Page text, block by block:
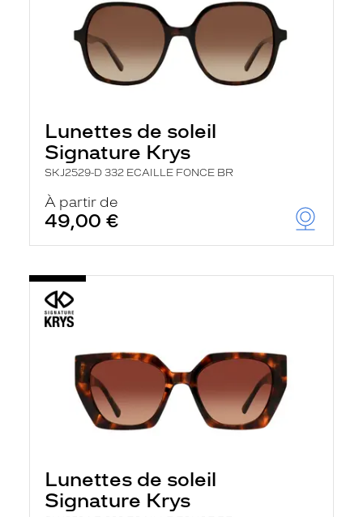
Lunettes de soleil
Signature Krys
SKJ2529-D 332 ECAILLE FONCE BR
À partir de
49,00 €
Lunettes de soleil
Signature Krys